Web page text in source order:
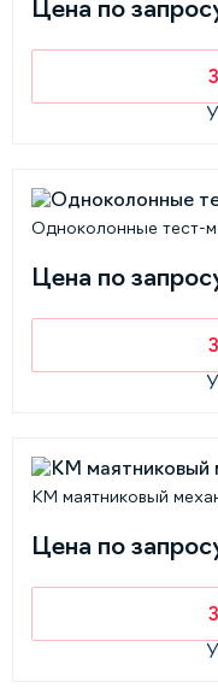
Цена по
Одноколонные тест-
Цена по
КМ маятниковый
Цена по